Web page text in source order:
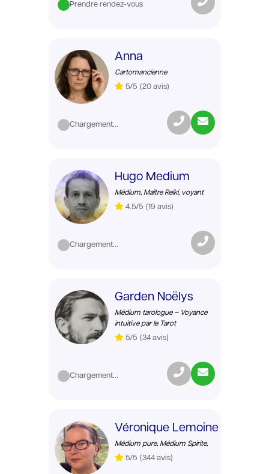
Prendre rendez-vous
Anna
Cartomancienne
5/5 (20 avis)
Chargement...
Hugo Medium
Médium, Maître Reiki, voyant
4.5/5 (19 avis)
Chargement...
Garden Noëlys
Médium tarologue – Voyance
intuitive par le Tarot
5/5 (34 avis)
Chargement...
Véronique Lemoine
Médium pure, Médium Spirite,
5/5 (344 avis)